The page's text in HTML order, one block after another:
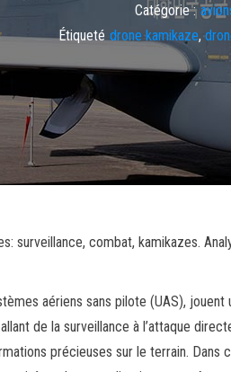
Catégorie :
Étiqueté drone kamikaze,
surveillance, combat, kamikazes.
aériens sans pilote (UAS),
de la surveillance à l’attaque
précieuses sur le terrain. Dans